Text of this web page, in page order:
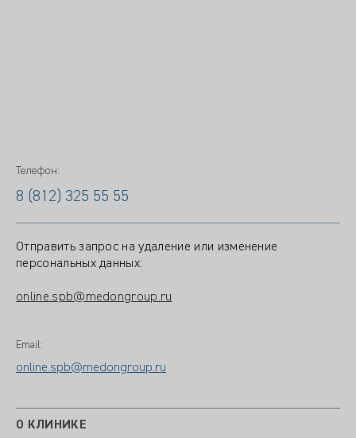
Телефон:
8 (812) 325 55 55
Отправить запрос на удаление или изменение
персональных данных:
online.spb@medongroup.ru
Email:
online.spb@medongroup.ru
О КЛИНИКЕ